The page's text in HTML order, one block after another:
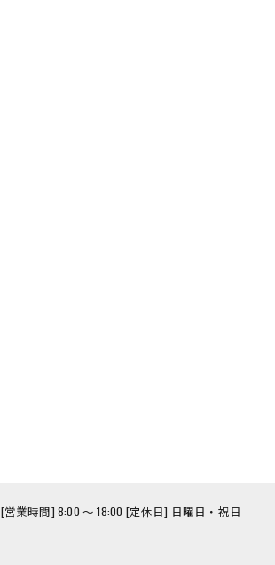
[営業時間] 8:00 ～ 18:00 [定休日] 日曜日・祝日